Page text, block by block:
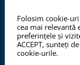
ISO 9001:2015, ISO
Începând cu anul
Folosim cookie-
cea mai relevantă
preferințele și
ACCEPT, sunteți
cookie-urile.